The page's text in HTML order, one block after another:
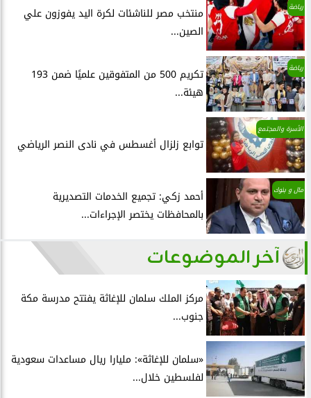
رياضة
منتخب مصر للناشئات لكرة اليد يفوزون علي
الصين...
رياضة
تكريم 500 من المتفوقين علميًا ضمن 193
هيئة...
الأسرة والمجتمع
توابع زلزال أغسطس في نادى النصر الرياضي
مال و بنوك
أحمد زكي: تجميع الخدمات التصديرية
بالمحافظات يختصر الإجراءات...
آخر الموضوعات
مركز الملك سلمان للإغاثة يفتتح مدرسة مكة
جنوب...
«سلمان للإغاثة»: مليارا ريال مساعدات سعودية
لفلسطين خلال...